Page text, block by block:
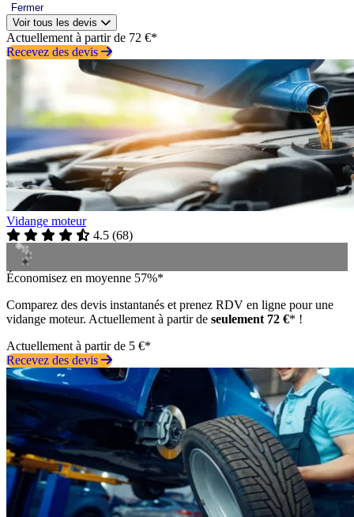
Fermer
Voir tous les devis
Actuellement à partir de 72 €*
Recevez des devis
Vidange moteur
4.5 (68)
Économisez en moyenne 57%*
Comparez des devis instantanés et prenez RDV en ligne pour une
vidange moteur. Actuellement à partir de seulement 72 €* !
Actuellement à partir de 5 €*
Recevez des devis